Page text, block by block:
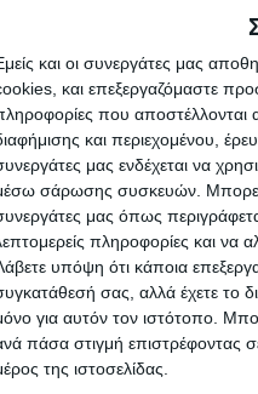
και οι συνεργάτες μας
και επεξεργαζόμαστε
που αποστέλλονται
και περιεχομένου,
μας ενδέχεται να
σάρωσης συσκευών.
μας όπως
πληροφορίες και να
υπόψη ότι κάποια
σας, αλλά έχετε το
για αυτόν τον ιστότοπο.
πάσα στιγμή επιστρέφοντας
της ιστοσελίδας.
Ναρκωτικών
Εγκληματολογικών
Διευθύνσεων.
συνελήφθησαν -
και ένα από τα
10- άτομα (από τα οποία
των οποίων έχουν
Κέντρο
δικογραφία –κατά
– εργασιακή
και της νομοθεσίας